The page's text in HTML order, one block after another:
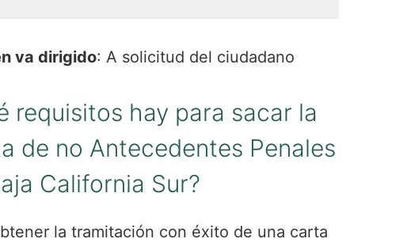
va dirigido: A solicitud del ciudadano
requisitos hay para sacar la
de no Antecedentes Penales
California Sur?
la tramitación con éxito de una carta